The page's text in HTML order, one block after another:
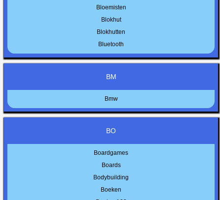
Bloemisten
Blokhut
Blokhutten
Bluetooth
BM
Bmw
BO
Boardgames
Boards
Bodybuilding
Boeken